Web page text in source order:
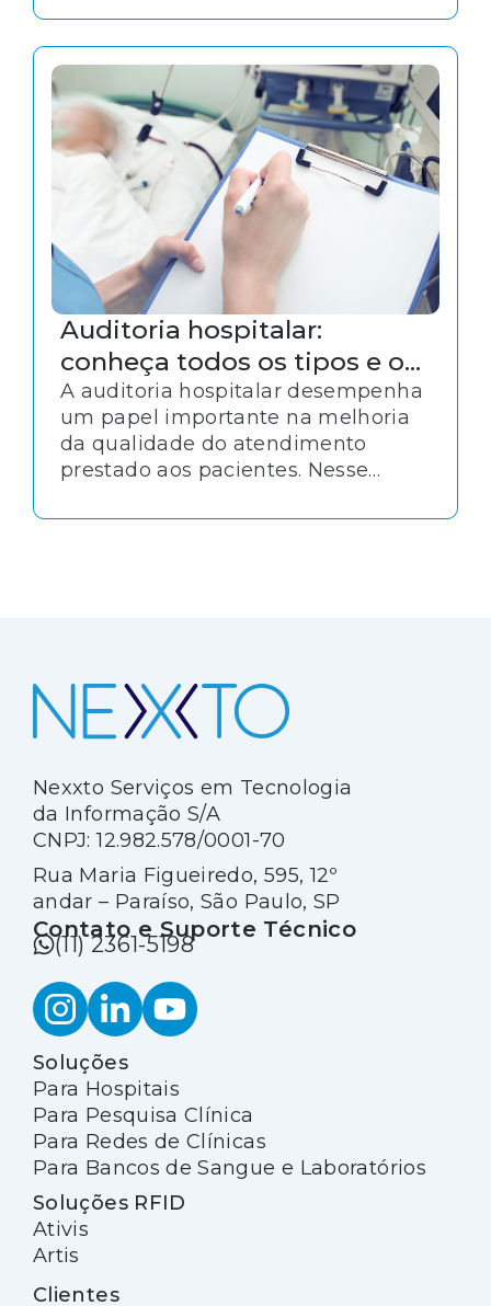
certificação ONA. Afinal, é por meio
desses processos que é atestada a
competência técnica e o nível de
conformidade das instituições aos
protocolos e normas
regulamentadoras.
Auditoria hospitalar:
conheça todos os tipos e o
impacto em cada área
A auditoria hospitalar desempenha
um papel importante na melhoria
da qualidade do atendimento
prestado aos pacientes. Nesse
impactos pode ser vital na
Nexxto Serviços em Tecnologia
da Informação S/A
CNPJ: 12.982.578/0001-70
Rua Maria Figueiredo, 595, 12º
andar – Paraíso, São Paulo, SP
Contato e Suporte Técnico
(11) 2361-5198
Soluções
Para Hospitais
Para Pesquisa Clínica
Para Redes de Clínicas
Para Bancos de Sangue e Laboratórios
Soluções RFID
Ativis
Artis
Clientes